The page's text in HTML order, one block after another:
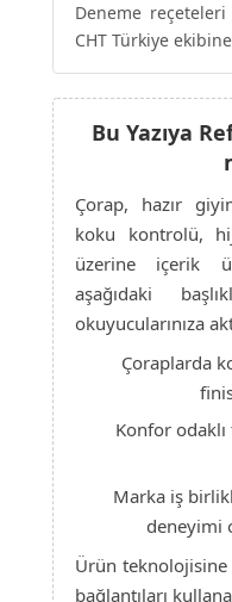
Deneme
CHT Türkiye
Bu Yazıya
Çorap, hazır
koku kontrolü,
üzerine içerik
aşağıdaki
okuyucularınıza
Çoraplarda
Konfor
Marka iş
deneyimi
Ürün teknolojisine
bağlantıları